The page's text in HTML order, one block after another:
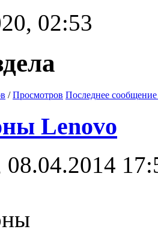
02:53
/Просмотров Последнее сообщение
Lenovo
08.04.2014